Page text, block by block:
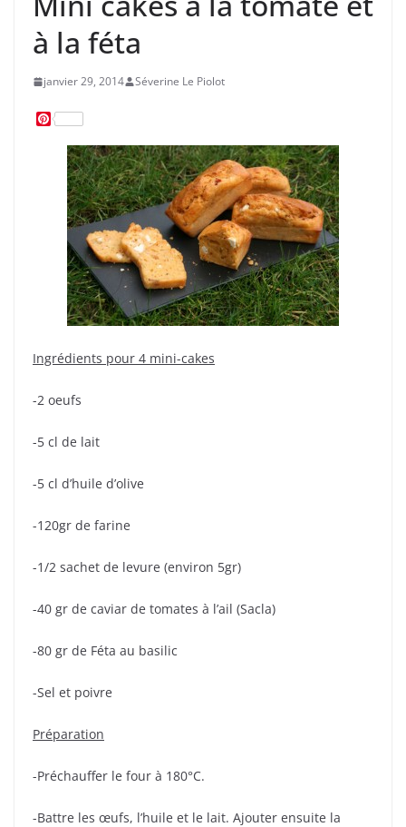
à la féta
janvier 29, 2014 Séverine Le Piolot
P
Ingrédients pour 4 mini-cakes
-2 oeufs
-5 cl de lait
-5 cl d’huile d’olive
-120gr de farine
-1/2 sachet de levure (environ 5gr)
-40 gr de caviar de tomates à l’ail (Sacla)
-80 gr de Féta au basilic
-Sel et poivre
Préparation
-Préchauffer le four à 180°C.
-Battre les œufs, l’huile et le lait. Ajouter ensuite la